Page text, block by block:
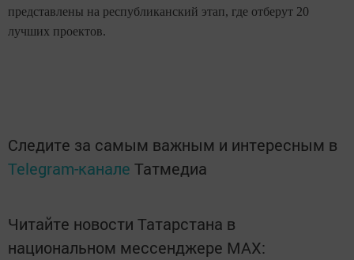
представлены на республиканский этап, где отберут 20
лучших проектов.
Следите за самым важным и интересным в
Telegram-канале Татмедиа
Читайте новости Татарстана в
национальном мессенджере MАХ: